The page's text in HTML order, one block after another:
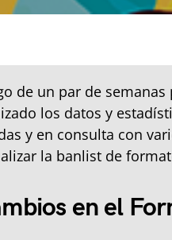
de un par de
los datos y
y en consulta con
la banlist de
en el